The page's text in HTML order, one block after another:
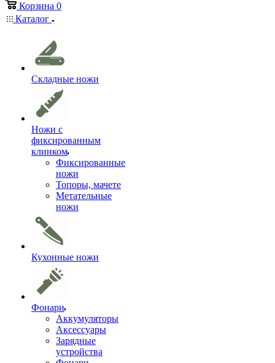
Корзина 0
Каталог
Складные ножи
Ножи с
фиксированным
клинком
Фиксированные
ножи
Топоры, мачете
Метательные
ножи
Кухонные ножи
Фонари
Аккумуляторы
Аксессуары
Зарядные
устройства